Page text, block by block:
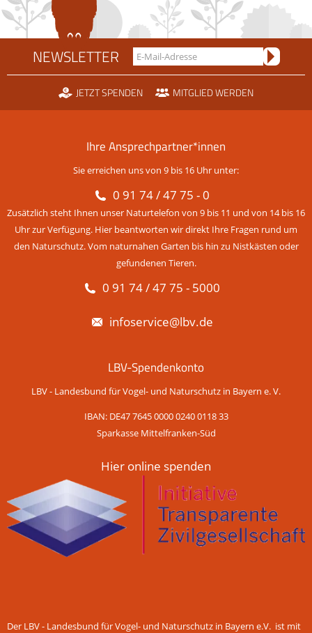
NEWSLETTER
JETZT SPENDEN MITGLIED WERDEN
Ihre Ansprechpartner*innen
Sie erreichen uns von 9 bis 16 Uhr unter:
0 91 74 / 47 75 - 0
Zusätzlich steht Ihnen unser Naturtelefon von 9 bis 11 und von 14 bis 16
Uhr zur Verfügung. Hier beantworten wir direkt Ihre Fragen rund um
den Naturschutz. Vom naturnahen Garten bis hin zu Nistkästen oder
gefundenen Tieren.
0 91 74 / 47 75 - 5000
infoservice@lbv.de
LBV-Spendenkonto
LBV - Landesbund für Vogel- und Naturschutz in Bayern e. V.
IBAN: DE47 7645 0000 0240 0118 33
Sparkasse Mittelfranken-Süd
Hier online spenden
Der LBV - Landesbund für Vogel- und Naturschutz in Bayern e.V. ist mit